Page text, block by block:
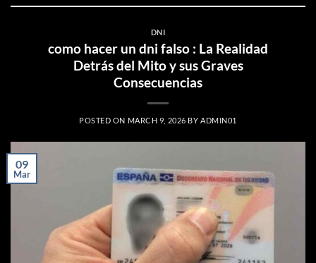
DNI
como hacer un dni falso : La Realidad
Detrás del Mito y sus Graves
Consecuencias
POSTED ON MARCH 9, 2026 BY ADMIN01
09
Mar